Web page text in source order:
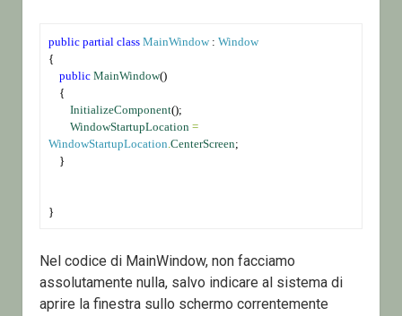
public partial class MainWindow : Window
{
public MainWindow()
    {
InitializeComponent();
WindowStartupLocation =
WindowStartupLocation .CenterScreen;
    }
}
Nel codice di MainWindow, non facciamo
assolutamente nulla, salvo indicare al sistema di
aprire la finestra sullo schermo correntemente